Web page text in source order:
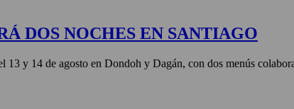
DOS NOCHES EN SANTIAGO
13 y 14 de agosto en Dondoh y Dagán, con dos menús